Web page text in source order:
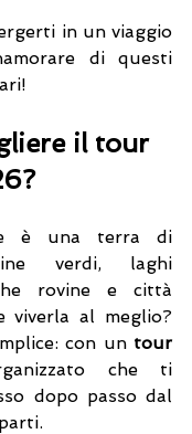
in un viaggio
di questi
il tour
è una terra di
verdi, laghi
rovine e città
viverla al meglio?
con un tour
che ti
dopo passo dal